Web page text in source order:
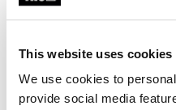
This website uses cookies
We use cookies to
provide social media
Toggle
Especificações